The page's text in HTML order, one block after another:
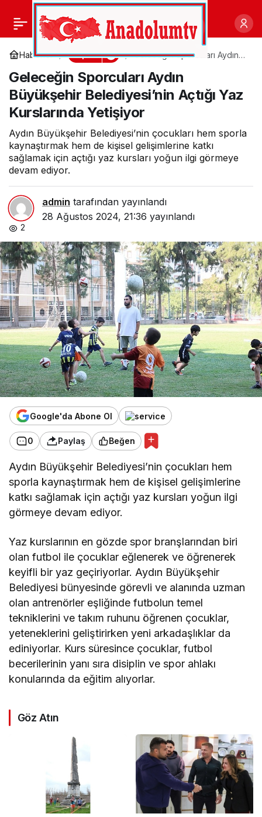
Haberler Spor
Geleceğin Sporcuları Aydın
Açtığı Yaz Kurslarında
Yetişiyor
Geleceğin Sporcuları Aydın
Büyükşehir Belediyesi’nin Açtığı Yaz
Kurslarında Yetişiyor
Aydın Büyükşehir Belediyesi’nin çocukları hem sporla
kaynaştırmak hem de kişisel gelişimlerine katkı
sağlamak için açtığı yaz kursları yoğun ilgi görmeye
devam ediyor.
admin tarafından yayınlandı
28 Ağustos 2024, 21:36 yayınlandı
2
Google'da Abone Ol
0 Paylaş Beğen
Aydın Büyükşehir Belediyesi’nin çocukları hem
sporla kaynaştırmak hem de kişisel gelişimlerine
katkı sağlamak için açtığı yaz kursları yoğun ilgi
görmeye devam ediyor.
Yaz kurslarının en gözde spor branşlarından biri
olan futbol ile çocuklar eğlenerek ve öğrenerek
keyifli bir yaz geçiriyorlar. Aydın Büyükşehir
Belediyesi bünyesinde görevli ve alanında uzman
olan antrenörler eşliğinde futbolun temel
tekniklerini ve takım ruhunu öğrenen çocuklar,
yeteneklerini geliştirirken yeni arkadaşlıklar da
ediniyorlar. Kurs süresince çocuklar, futbol
becerilerinin yanı sıra disiplin ve spor ahlakı
konularında da eğitim alıyorlar.
Göz Atın
Gaziemir’in amazonları
yeniden Süper Lig’de
Paylaş